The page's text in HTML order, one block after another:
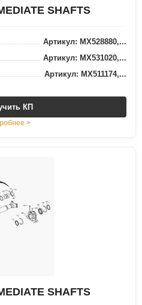
SHAFTS
Артикул: MX528880,...
Артикул: MX531020,...
Артикул: MX511174,...
КП
>
SHAFTS